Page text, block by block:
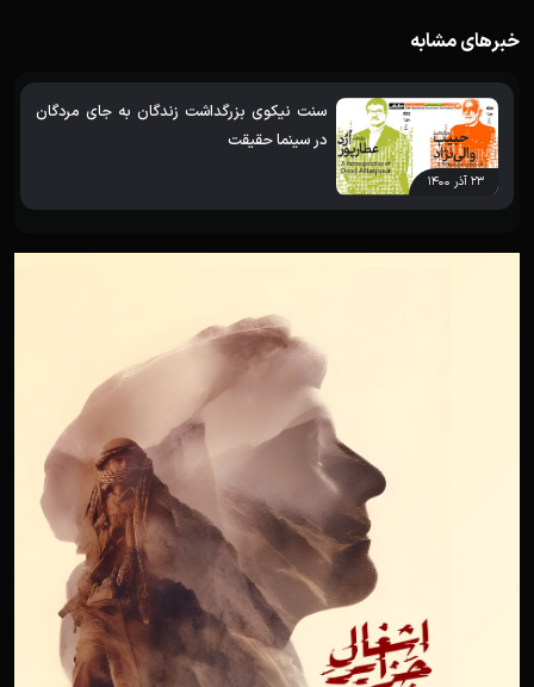
خبرهای مشابه
۲۳ آذر ۱۴۰۰
سنت نیکوی بزرگداشت زندگان به جای مردگان
در سینما حقیقت